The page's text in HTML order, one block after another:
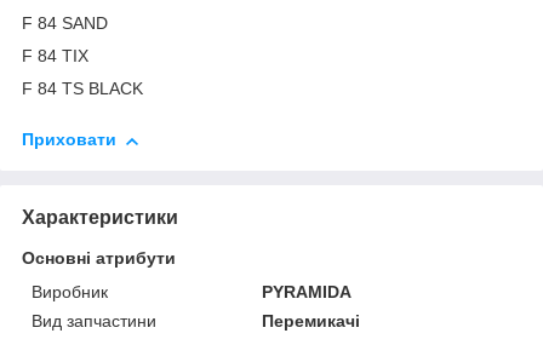
F 84 SAND
F 84 TIX
F 84 TS BLACK
Приховати
Характеристики
Основні атрибути
Виробник
PYRAMIDA
Вид запчастини
Перемикачі